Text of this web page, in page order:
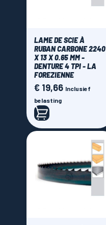
LAME DE SCIE À
RUBAN CARBONE 2240
X 13 X 0.65 MM -
DENTURE 4 TPI - LA
FOREZIENNE
Prijs
€ 19,66 Inclusief
belasting